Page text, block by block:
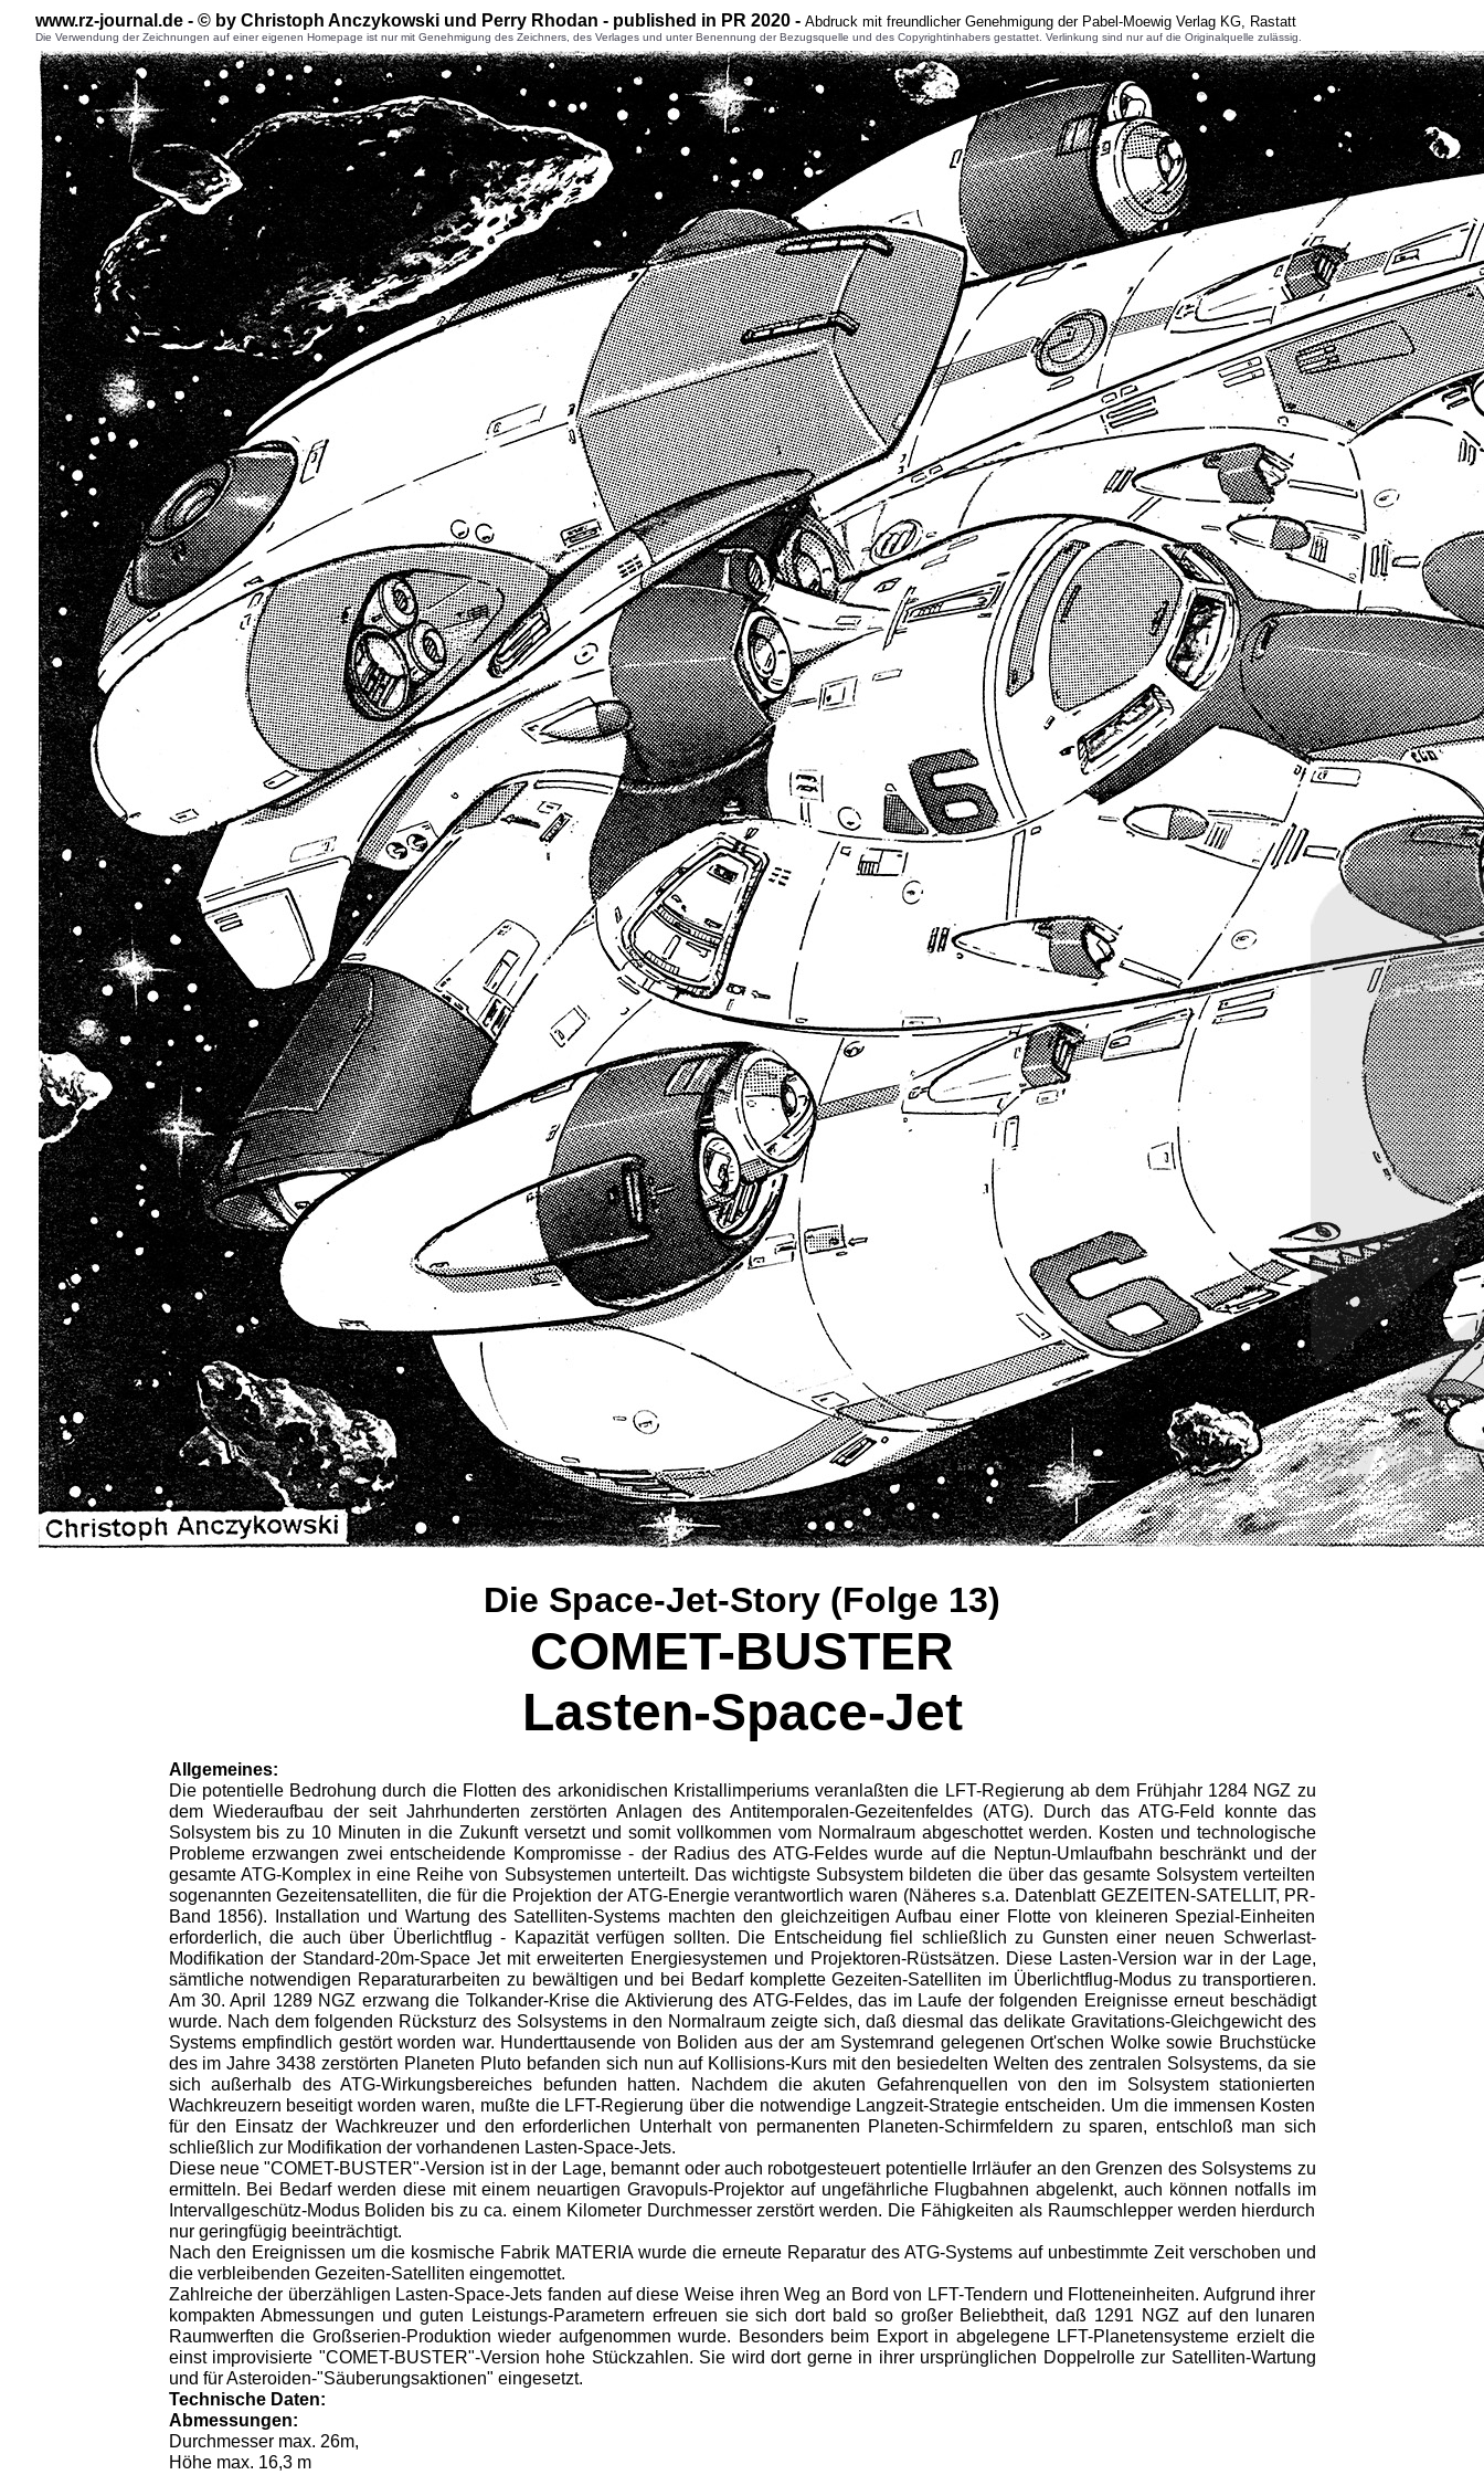
www.rz-journal.de - © by Christoph Anczykowski und Perry Rhodan - published in PR 2020 - Abdruck mit freundlicher Genehmigung der Pabel-Moewig Verlag KG, Rastatt
Die Verwendung der Zeichnungen auf einer eigenen Homepage ist nur mit Genehmigung des Zeichners, des Verlages und unter Benennung der Bezugsquelle und des Copyrightinhabers gestattet. Verlinkung sind nur auf die Originalquelle zulässig.
Die Space-Jet-Story (Folge 13)
COMET-BUSTER
Lasten-Space-Jet
Allgemeines:
Die potentielle Bedrohung durch die Flotten des arkonidischen Kristallimperiums veranlaßten die LFT-Regierung ab dem Frühjahr 1284 NGZ zu
dem Wiederaufbau der seit Jahrhunderten zerstörten Anlagen des Antitemporalen-Gezeitenfeldes (ATG). Durch das ATG-Feld konnte das
Solsystem bis zu 10 Minuten in die Zukunft versetzt und somit vollkommen vom Normalraum abgeschottet werden. Kosten und technologische
Probleme erzwangen zwei entscheidende Kompromisse - der Radius des ATG-Feldes wurde auf die Neptun-Umlaufbahn beschränkt und der
gesamte ATG-Komplex in eine Reihe von Subsystemen unterteilt. Das wichtigste Subsystem bildeten die über das gesamte Solsystem verteilten
sogenannten Gezeitensatelliten, die für die Projektion der ATG-Energie verantwortlich waren (Näheres s.a. Datenblatt GEZEITEN-SATELLIT, PR-
Band 1856). Installation und Wartung des Satelliten-Systems machten den gleichzeitigen Aufbau einer Flotte von kleineren Spezial-Einheiten
erforderlich, die auch über Überlichtflug - Kapazität verfügen sollten. Die Entscheidung fiel schließlich zu Gunsten einer neuen Schwerlast-
Modifikation der Standard-20m-Space Jet mit erweiterten Energiesystemen und Projektoren-Rüstsätzen. Diese Lasten-Version war in der Lage,
sämtliche notwendigen Reparaturarbeiten zu bewältigen und bei Bedarf komplette Gezeiten-Satelliten im Überlichtflug-Modus zu transportieren.
Am 30. April 1289 NGZ erzwang die Tolkander-Krise die Aktivierung des ATG-Feldes, das im Laufe der folgenden Ereignisse erneut beschädigt
wurde. Nach dem folgenden Rücksturz des Solsystems in den Normalraum zeigte sich, daß diesmal das delikate Gravitations-Gleichgewicht des
Systems empfindlich gestört worden war. Hunderttausende von Boliden aus der am Systemrand gelegenen Ort'schen Wolke sowie Bruchstücke
des im Jahre 3438 zerstörten Planeten Pluto befanden sich nun auf Kollisions-Kurs mit den besiedelten Welten des zentralen Solsystems, da sie
sich außerhalb des ATG-Wirkungsbereiches befunden hatten. Nachdem die akuten Gefahrenquellen von den im Solsystem stationierten
Wachkreuzern beseitigt worden waren, mußte die LFT-Regierung über die notwendige Langzeit-Strategie entscheiden. Um die immensen Kosten
für den Einsatz der Wachkreuzer und den erforderlichen Unterhalt von permanenten Planeten-Schirmfeldern zu sparen, entschloß man sich
schließlich zur Modifikation der vorhandenen Lasten-Space-Jets.
Diese neue "COMET-BUSTER"-Version ist in der Lage, bemannt oder auch robotgesteuert potentielle Irrläufer an den Grenzen des Solsystems zu
ermitteln. Bei Bedarf werden diese mit einem neuartigen Gravopuls-Projektor auf ungefährliche Flugbahnen abgelenkt, auch können notfalls im
Intervallgeschütz-Modus Boliden bis zu ca. einem Kilometer Durchmesser zerstört werden. Die Fähigkeiten als Raumschlepper werden hierdurch
nur geringfügig beeinträchtigt.
Nach den Ereignissen um die kosmische Fabrik MATERIA wurde die erneute Reparatur des ATG-Systems auf unbestimmte Zeit verschoben und
die verbleibenden Gezeiten-Satelliten eingemottet.
Zahlreiche der überzähligen Lasten-Space-Jets fanden auf diese Weise ihren Weg an Bord von LFT-Tendern und Flotteneinheiten. Aufgrund ihrer
kompakten Abmessungen und guten Leistungs-Parametern erfreuen sie sich dort bald so großer Beliebtheit, daß 1291 NGZ auf den lunaren
Raumwerften die Großserien-Produktion wieder aufgenommen wurde. Besonders beim Export in abgelegene LFT-Planetensysteme erzielt die
einst improvisierte "COMET-BUSTER"-Version hohe Stückzahlen. Sie wird dort gerne in ihrer ursprünglichen Doppelrolle zur Satelliten-Wartung
und für Asteroiden-"Säuberungsaktionen" eingesetzt.
Technische Daten:
Abmessungen:
Durchmesser max. 26m,
Höhe max. 16,3 m